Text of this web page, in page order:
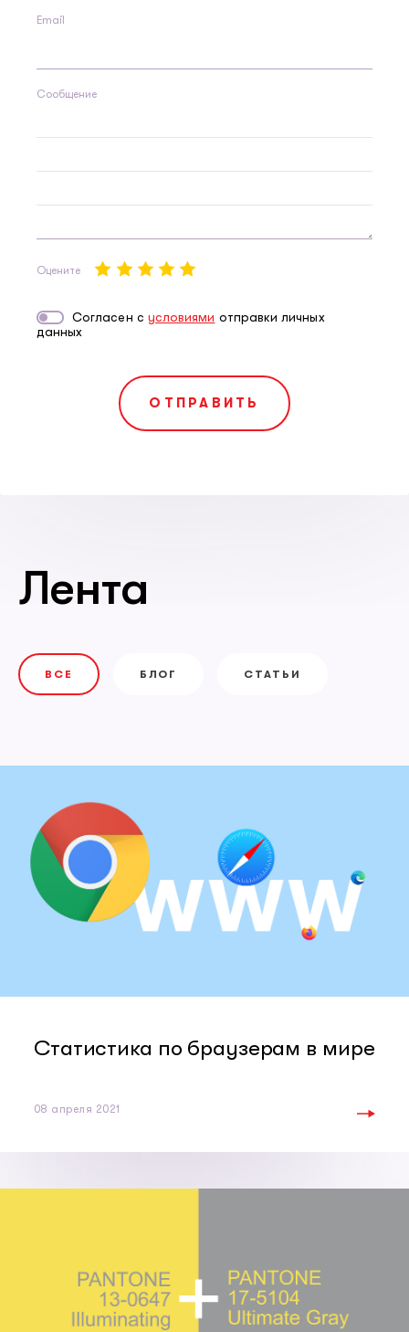
Email
Сообщение
Оцените
Согласен с условиями отправки личных
данных
Лента
ВСЕ БЛОГ СТАТЬИ
Статистика по браузерам в мире
08 апреля 2021